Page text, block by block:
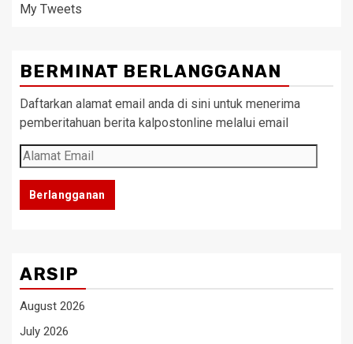
My Tweets
BERMINAT BERLANGGANAN
Daftarkan alamat email anda di sini untuk menerima
pemberitahuan berita kalpostonline melalui email
Alamat
Email
Berlangganan
ARSIP
August 2026
July 2026